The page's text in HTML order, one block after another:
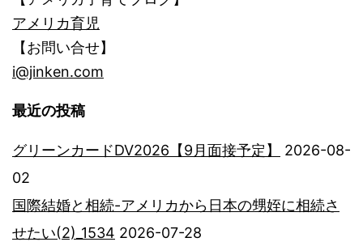
アメリカ育児
【お問い合せ】
i@jinken.com
最近の投稿
グリーンカードDV2026【9月面接予定】
2026-08-
02
国際結婚と相続-アメリカから日本の甥姪に相続さ
せたい(2)_1534 2026-07-28